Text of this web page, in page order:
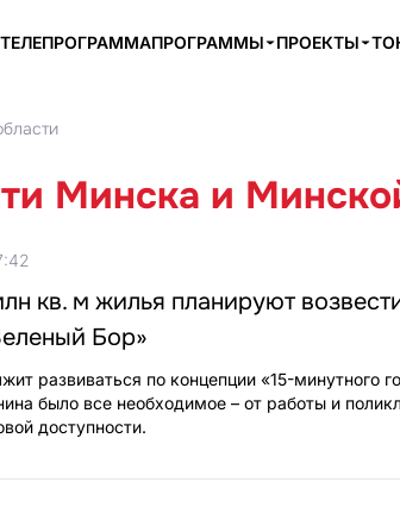
ТЕЛЕПРОГРАММАПРОГРАММЫ ПРОЕКТЫ
Минска и
кв. м жилья планируют
Бор»
развиваться по концепции «15-минутного
было все необходимое – от работы и
доступности.